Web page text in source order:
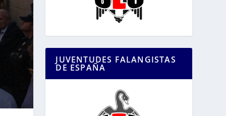
JUVENTUDES FALANGISTAS
DE ESPAÑA